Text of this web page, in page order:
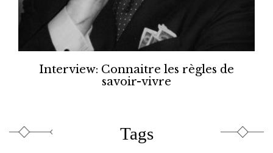
Interview: Connaitre les règles de
savoir-vivre
Tags